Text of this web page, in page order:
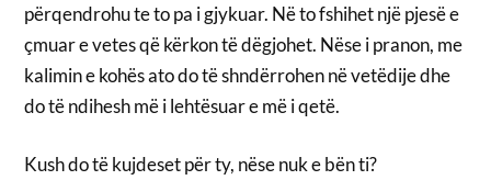
përqendrohu te to pa i gjykuar. Në to fshihet një pjesë e
çmuar e vetes që kërkon të dëgjohet. Nëse i pranon, me
kalimin e kohës ato do të shndërrohen në vetëdije dhe
do të ndihesh më i lehtësuar e më i qetë.
Kush do të kujdeset për ty, nëse nuk e bën ti?